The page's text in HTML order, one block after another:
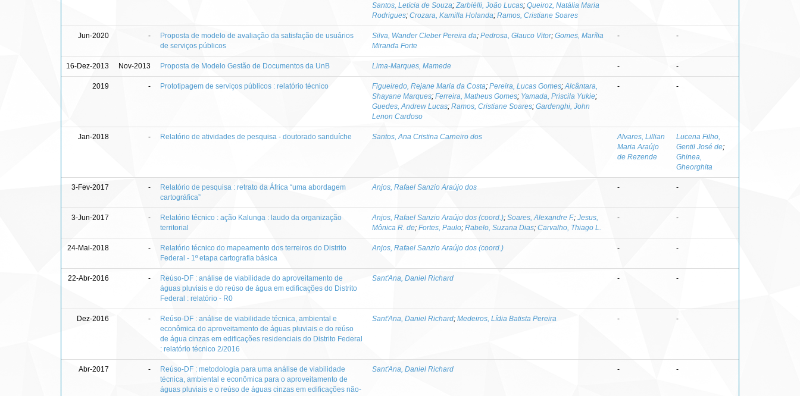
Santos, Letícia de Souza; Zarbiélli, João Lucas; Queiroz, Natália Maria
Rodrigues; Crozara, Kamilla Holanda; Ramos, Cristiane Soares
Jun-2020 -
Proposta de modelo de avaliação da satisfação de usuários
de serviços públicos
Silva, Wander Cleber Pereira da; Pedrosa, Glauco Vitor; Gomes, Marília
Miranda Forte
- -
16-Dez-2013 Nov-2013 Proposta de Modelo Gestão de Documentos da UnB Lima-Marques, Mamede - -
2019 - Prototipagem de serviços públicos : relatório técnico Figueiredo, Rejane Maria da Costa; Pereira, Lucas Gomes; Alcântara,
Shayane Marques; Ferreira, Matheus Gomes; Yamada, Priscila Yukie;
Guedes, Andrew Lucas; Ramos, Cristiane Soares; Gardenghi, John
Lenon Cardoso
- -
Jan-2018 - Relatório de atividades de pesquisa - doutorado sanduíche Santos, Ana Cristina Carneiro dos
Alvares, Lillian
Maria Araújo
de Rezende
Lucena Filho,
Gentil José de;
Ghinea,
Gheorghita
3-Fev-2017 -
Relatório de pesquisa : retrato da África “uma abordagem
cartográfica”
Anjos, Rafael Sanzio Araújo dos - -
3-Jun-2017 -
Relatório técnico : ação Kalunga : laudo da organização
territorial
Anjos, Rafael Sanzio Araújo dos (coord.); Soares, Alexandre F.; Jesus,
Mônica R. de; Fortes, Paulo; Rabelo, Suzana Dias; Carvalho, Thiago L.
- -
24-Mai-2018 -
Relatório técnico do mapeamento dos terreiros do Distrito
Federal - 1º etapa cartografia básica
Anjos, Rafael Sanzio Araújo dos (coord.) - -
22-Abr-2016 -
Reúso-DF : análise de viabilidade do aproveitamento de
águas pluviais e do reúso de água em edificações do Distrito
Federal : relatório - R0
Sant'Ana, Daniel Richard - -
Dez-2016 -
Reúso-DF : análise de viabilidade técnica, ambiental e
econômica do aproveitamento de águas pluviais e do reúso
de água cinzas em edificações residenciais do Distrito Federal
: relatório técnico 2/2016
Sant'Ana, Daniel Richard; Medeiros, Lídia Batista Pereira - -
Abr-2017 -
Reúso-DF : metodologia para uma análise de viabilidade
técnica, ambiental e econômica para o aproveitamento de
águas pluviais e o reúso de águas cinzas em edificações não-
Sant'Ana, Daniel Richard - -